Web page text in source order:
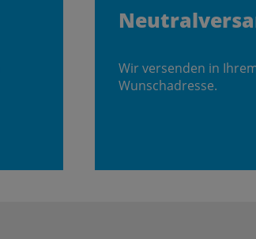
Wir versenden in
Wunschadresse.